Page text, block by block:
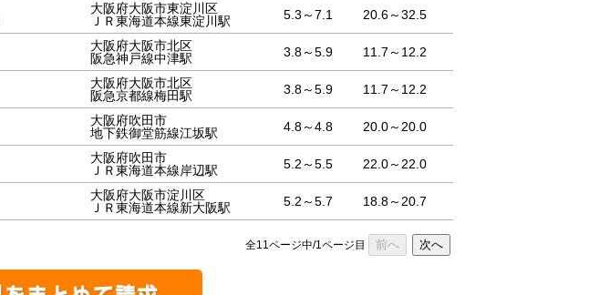
大阪府大阪市東淀川区
ＪＲ東海道本線東淀川駅
5.3～7.1 20.6～32.5
大阪府大阪市北区
阪急神戸線中津駅
3.8～5.9 11.7～12.2
大阪府大阪市北区
阪急京都線梅田駅
3.8～5.9 11.7～12.2
大阪府吹田市
地下鉄御堂筋線江坂駅
4.8～4.8 20.0～20.0
大阪府吹田市
ＪＲ東海道本線岸辺駅
5.2～5.5 22.0～22.0
大阪府大阪市淀川区
ＪＲ東海道本線新大阪駅
5.2～5.7 18.8～20.7
全11ページ中/1ページ目 前へ 次へ